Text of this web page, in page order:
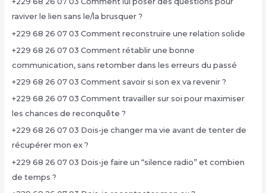
raviver le lien sans le/la brusquer ?
+229 68 26 07 03 Comment reconstruire une relation solide
+229 68 26 07 03 Comment rétablir une bonne
communication, sans retomber dans les erreurs du passé
+229 68 26 07 03 Comment savoir si son ex va revenir ?
+229 68 26 07 03 Comment travailler sur soi pour maximiser
les chances de reconquête ?
+229 68 26 07 03 Dois-je changer ma vie avant de tenter de
récupérer mon ex ?
+229 68 26 07 03 Dois-je faire un “silence radio” et combien
de temps ?